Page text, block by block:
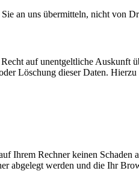
an uns übermitteln, nicht von
auf unentgeltliche
Löschung dieser Daten.
Ihrem Rechner keinen
abgelegt werden und die Ihr